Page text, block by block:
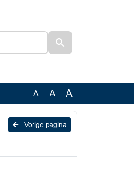
A A A
Vorige pagina